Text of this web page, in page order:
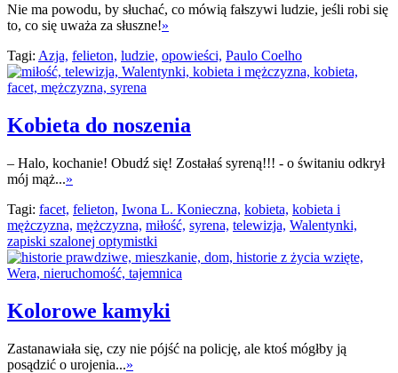
Nie ma powodu, by słuchać, co mówią fałszywi ludzie, jeśli robi się
to, co się uważa za słuszne!»
Tagi: Azja, felieton, ludzie, opowieści, Paulo Coelho
Kobieta do noszenia
– Halo, kochanie! Obudź się! Zostałaś syreną!!! - o świtaniu odkrył
mój mąż...»
Tagi: facet, felieton, Iwona L. Konieczna, kobieta, kobieta i
mężczyzna, mężczyzna, miłość, syrena, telewizja, Walentynki,
zapiski szalonej optymistki
Kolorowe kamyki
Zastanawiała się, czy nie pójść na policję, ale ktoś mógłby ją
posądzić o urojenia...»